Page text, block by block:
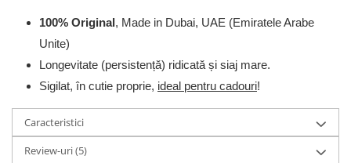
100% Original, Made in Dubai, UAE (Emiratele Arabe
Unite)
Longevitate (persistență) ridicată și siaj mare.
Sigilat, în cutie proprie, ideal pentru cadouri!
Caracteristici
Review-uri(5)